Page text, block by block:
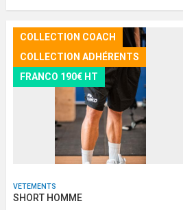
COLLECTION COACH
COLLECTION ADHÉRENTS
FRANCO 190€ HT
VETEMENTS
SHORT HOMME